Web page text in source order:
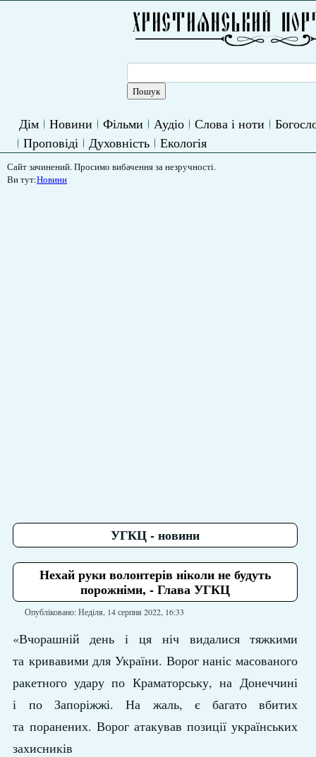
Дім Новини Фільми Аудіо Слова і ноти
Проповіді
Духовність Екологія
Сайт зачинений. Просимо вибачення за незручності.
Ви тут:Новини
УГКЦ - новини
Нехай руки волонтерів ніколи не будуть
порожніми, - Глава УГКЦ
Опубліковано: Неділя, 14 серпня 2022, 16:33
«Вчорашній день і ця ніч видалися тяжкими
та кривавими для України. Ворог наніс масованого
ракетного удару по Краматорську, на Донеччині
і по Запоріжжі. На жаль, є багато вбитих
та поранених. Ворог атакував позиції українських
захисників